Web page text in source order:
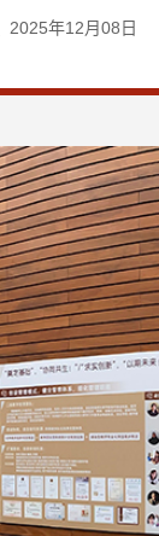
2025年12月08日